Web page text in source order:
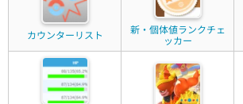
カウンターリスト
新・個体値ランクチェ
ッカー